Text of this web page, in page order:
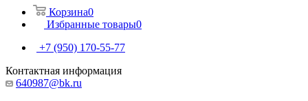
Корзина0
Избранные товары0
+7 (950) 170-55-77
Контактная информация
640987@bk.ru